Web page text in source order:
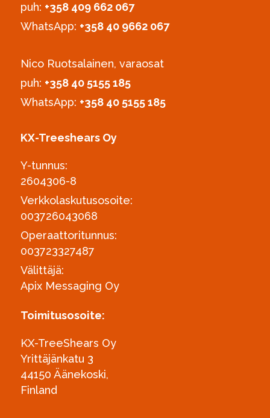
puh: +358 409 662 067
WhatsApp: +358 40 9662 067
Nico Ruotsalainen, varaosat
puh: ‪+358 40 5155 185‬
WhatsApp: +358 40 5155 185
KX-Treeshears Oy
Y-tunnus:
2604306-8
Verkkolaskutusosoite:
003726043068
Operaattoritunnus:
003723327487
Välittäjä:
Apix Messaging Oy
Toimitusosoite:
KX-TreeShears Oy
Yrittäjänkatu 3
44150 Äänekoski,
Finland